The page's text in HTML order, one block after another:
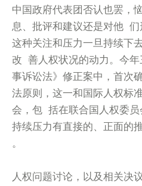
中国政府代表团否认也罢，
息、批评和建议还是对他 们
这种关注和压力一旦持续下
改 善人权状况的动力。今
事诉讼法》修正案中，首次
法原则，这一和国际人权标
会，包 括在联合国人权委
持续压力有直接的、正面的
本次委员
人权问题讨论，以及相关决